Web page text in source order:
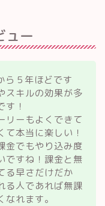
ュー
ら５年ほどです
スキルの効果が多
す！
リーもよくできて
て本当に楽しい！
金でもやり込み度
ですね！課金と無
る早さだけだか
る人であれば無課
れます。